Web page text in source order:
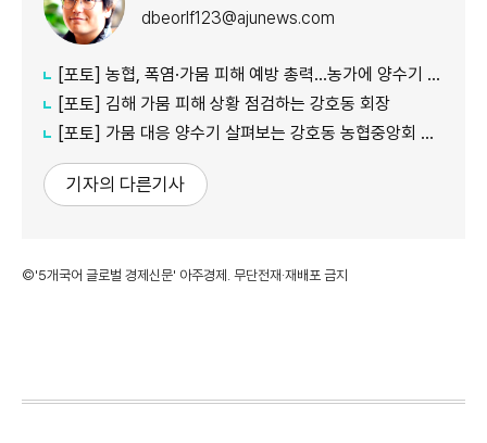
dbeorlf123@ajunews.com
[포토] 농협, 폭염·가뭄 피해 예방 총력…농가에 양수기 지원
[포토] 김해 가뭄 피해 상황 점검하는 강호동 회장
[포토] 가뭄 대응 양수기 살펴보는 강호동 농협중앙회 회장
기자의 다른기사
©'5개국어 글로벌 경제신문' 아주경제. 무단전재·재배포 금지